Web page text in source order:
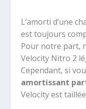
L’amorti d’une
est toujours
Pour notre part,
Velocity Nitro 2
Cependant, si
amortissant
Velocity est